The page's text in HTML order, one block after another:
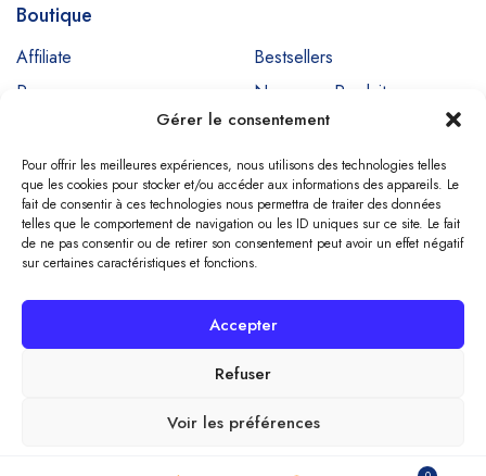
Gérer le consentement
Pour offrir les meilleures expériences, nous utilisons des technologies telles
que les cookies pour stocker et/ou accéder aux informations des appareils. Le
fait de consentir à ces technologies nous permettra de traiter des données
telles que le comportement de navigation ou les ID uniques sur ce site. Le fait
de ne pas consentir ou de retirer son consentement peut avoir un effet négatif
sur certaines caractéristiques et fonctions.
Accepter
Refuser
Voir les préférences
Boutique
Affiliate
Bestsellers
Promos
Nouveaux Produits
Copyright © SIGNADENT. All Rights Reserved